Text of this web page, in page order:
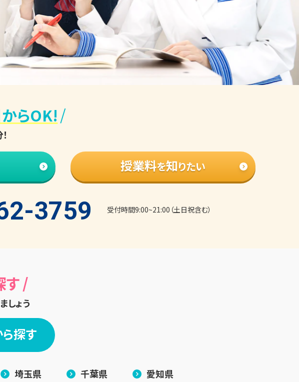
らOK! /
授業料を知りたい
3759 受付時間9:00~21:00（土日祝含む）
す/
しょう
探す
埼玉県 千葉県
愛知県